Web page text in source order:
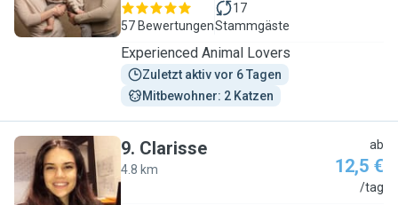
57 Bewertungen
17
Stammgäste
Experienced Animal Lovers
Zuletzt aktiv vor 6 Tagen
Mitbewohner: 2 Katzen
C
9. Clarisse
4.8 km
ab
12,5 €
/tag